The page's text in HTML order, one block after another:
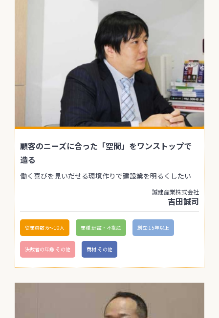
顧客のニーズに合った「空間」をワンストップで
造る
働く喜びを見いだせる環境作りで建設業を明るくしたい
誠建産業株式会社
吉田誠司
従業員数:6～10人 業種:建設・不動産 創立:15年以上
決裁者の年齢:その他 商材:その他